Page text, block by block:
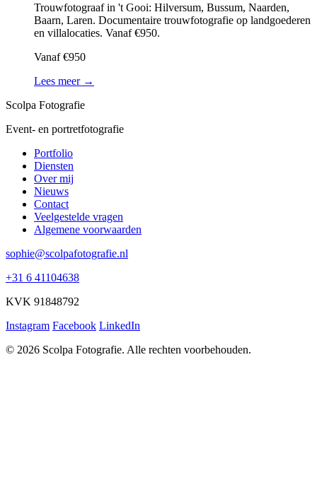
Trouwfotograaf in 't Gooi: Hilversum, Bussum, Naarden,
Baarn, Laren. Documentaire trouwfotografie op landgoederen
en villalocaties. Vanaf €950.
Vanaf €950
Lees meer →
Scolpa Fotografie
Event- en portretfotografie
Portfolio
Diensten
Over mij
Nieuws
Contact
Veelgestelde vragen
Algemene voorwaarden
sophie@scolpafotografie.nl
+31 6 41104638
KVK 91848792
Instagram Facebook LinkedIn
© 2026 Scolpa Fotografie. Alle rechten voorbehouden.